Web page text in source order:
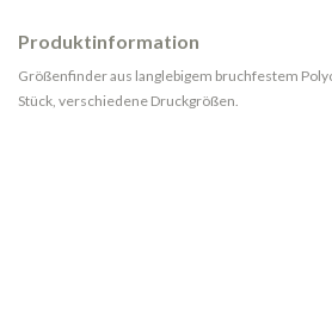
Produktinformation
Größenfinder aus langlebigem bruchfestem
Stück, verschiedene Druckgrößen.